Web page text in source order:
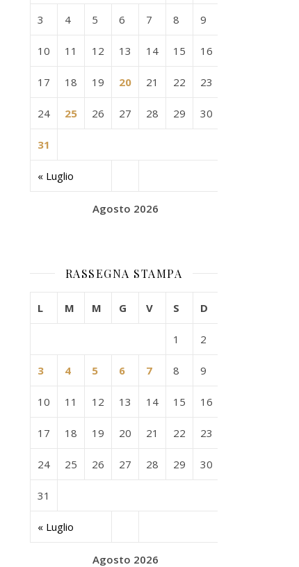
Agosto 2026
« Luglio
3 4 5 6 7 8 9
10 11 12 13 14 15 16
17 18 19 20 21 22 23
24 25 26 27 28 29 30
31
RASSEGNA STAMPA
Agosto 2026
L M M G V S D
« Luglio
1 2
3 4 5 6 7 8 9
10 11 12 13 14 15 16
17 18 19 20 21 22 23
24 25 26 27 28 29 30
31